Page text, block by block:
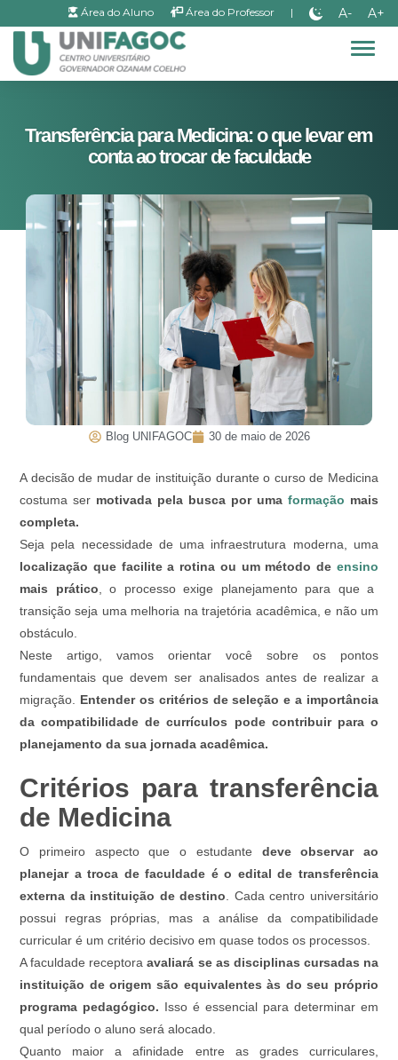
Área do Aluno Área do Professor | A- A+
Transferência para Medicina: o que levar em
conta ao trocar de faculdade
Blog UNIFAGOC 30 de maio de 2026
A decisão de mudar de instituição durante o curso de Medicina
costuma ser motivada pela busca por uma formação mais
completa.
Seja pela necessidade de uma infraestrutura moderna, uma
localização que facilite a rotina ou um método de ensino
mais prático , o processo exige planejamento para que a
transição seja uma melhoria na trajetória acadêmica, e não um
obstáculo.
Neste artigo, vamos orientar você sobre os pontos
fundamentais que devem ser analisados antes de realizar a
migração. Entender os critérios de seleção e a importância
da compatibilidade de currículos pode contribuir para o
planejamento da sua jornada acadêmica.
Critérios para transferência
de Medicina
O primeiro aspecto que o estudante deve observar ao
planejar a troca de faculdade é o edital de transferência
externa da instituição de destino . Cada centro universitário
possui regras próprias, mas a análise da compatibilidade
curricular é um critério decisivo em quase todos os processos.
A faculdade receptoraavaliará se as disciplinas cursadas na
instituição de origem são equivalentes às do seu próprio
programa pedagógico. Isso é essencial para determinar em
qual período o aluno será alocado.
Quanto maior a afinidade entre as grades curriculares,